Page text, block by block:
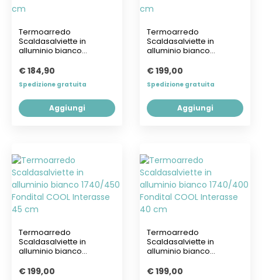
Termoarredo
Scaldasalviette in
alluminio bianco
€ 184,90
Spedizione gratuita
Aggiungi
Termoarredo
Scaldasalviette in
alluminio bianco
€ 199,00
Spedizione gratuita
Aggiungi
Termoarredo
Scaldasalviette in
alluminio bianco
€ 199,00
Termoarredo
Scaldasalviette in
alluminio bianco
€ 199,00